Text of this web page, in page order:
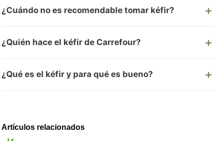
¿Cuándo no es recomendable tomar kéfir?
¿Quién hace el kéfir de Carrefour?
¿Qué es el kéfir y para qué es bueno?
Artículos relacionados